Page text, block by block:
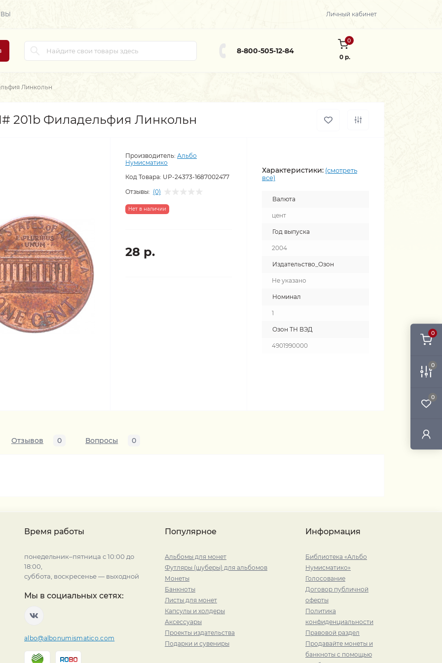
0
0
0
Личный кабинет
8-800-505-12-84
0
0 р.
Линкольн
201b Филадельфия Линкольн
Производитель: Альбо
Нумисматико
Код Товара: UP-24373-1687002477
Отзывы: (0)
Нет в наличии
28 р.
Характеристики: (смотреть
все)
Валюта
цент
Год выпуска
2004
Издательство_Озон
Не указано
Номинал
1
Озон ТН ВЭД
4901990000
Отзывов 0 Вопросы 0
Время работы
понедельник–пятница с 10:00 до
18:00,
суббота, воскресенье — выходной
Мы в социальных сетях:
albo@albonumismatico.com
Популярное
Альбомы для монет
Футляры (шуберы) для альбомов
Монеты
Банкноты
Листы для монет
Капсулы и холдеры
Аксессуары
Проекты издательства
Подарки и сувениры
Информация
Библиотека «Альбо
Нумисматико»
Голосование
Договор публичной
оферты
Политика
конфиденциальности
Правовой раздел
Продавайте монеты и
банкноты с помощью